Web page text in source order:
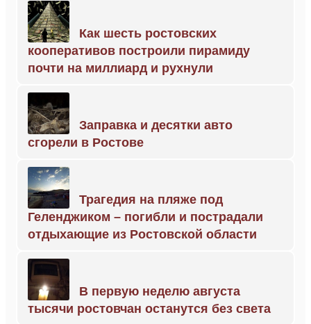
Как шесть ростовских
кооперативов построили пирамиду
почти на миллиард и рухнули
Заправка и десятки авто
сгорели в Ростове
Трагедия на пляже под
Геленджиком – погибли и пострадали
отдыхающие из Ростовской области
В первую неделю августа
тысячи ростовчан останутся без света